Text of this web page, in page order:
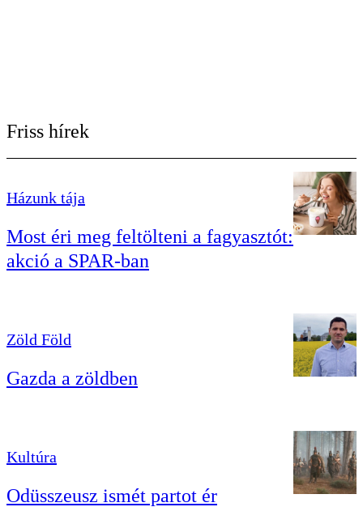
Friss hírek
Házunk tája
Most éri meg feltölteni a fagyasztót:
akció a SPAR-ban
Zöld Föld
Gazda a zöldben
Kultúra
Odüsszeusz ismét partot ér